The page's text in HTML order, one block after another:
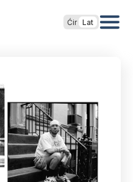
Ćir Lat